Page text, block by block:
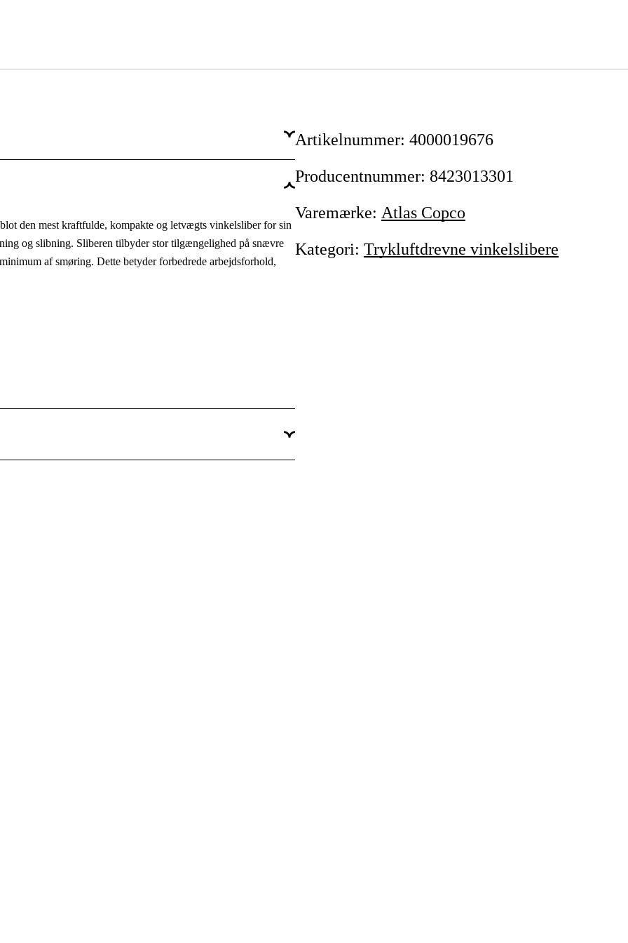
Professionel
Industri & produktion, Værksted & køretøjer
den mest kraftfulde, kompakte og letvægts vinkelsliber for sin
og slibning. Sliberen tilbyder stor tilgængelighed på snævre
af smøring. Dette betyder forbedrede arbejdsforhold,
Artikelnummer: 4000019676
Producentnummer: 8423013301
Varemærke: Atlas Copco
Kategori: Trykluftdrevne vinkelslibere